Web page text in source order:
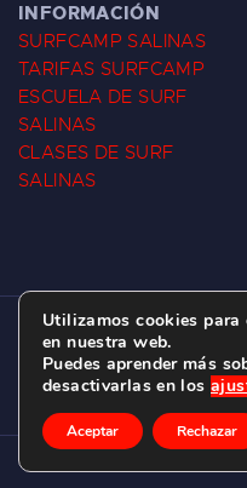
INFORMACIÓN
SURFCAMP SALINAS
TARIFAS SURFCAMP
ESCUELA DE SURF
SALINAS
CLASES DE SURF
SALINAS
ESCUELA DE
C/ BERNARDO
Utilizamos cookies para
en nuestra web.
Puedes aprender más
desactivarlas en los
Aceptar Rechazar